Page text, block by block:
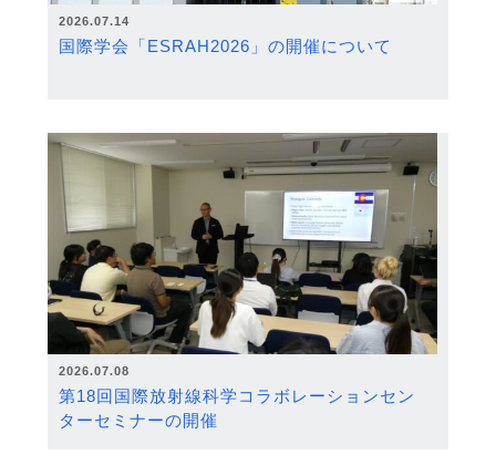
2026.07.14
国際学会「ESRAH2026」の開催について
2026.07.08
第18回国際放射線科学コラボレーションセン
ターセミナーの開催